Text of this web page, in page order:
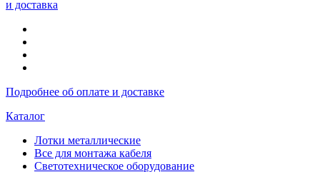
и доставка
Подробнее об оплате и доставке
Каталог
Лотки металлические
Все для монтажа кабеля
Светотехническое оборудование